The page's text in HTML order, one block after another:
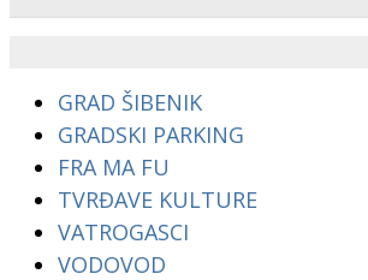
GRAD ŠIBENIK
GRADSKI PARKING
FRA MA FU
TVRĐAVE KULTURE
VATROGASCI
VODOVOD